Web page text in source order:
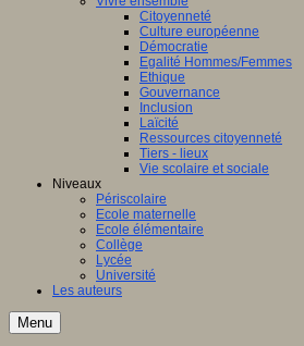
Citoyenneté
Culture européenne
Démocratie
Egalité Hommes/Femmes
Ethique
Gouvernance
Inclusion
Laïcité
Ressources citoyenneté
Tiers - lieux
Vie scolaire et sociale
Niveaux
Périscolaire
Ecole maternelle
Ecole élémentaire
Collège
Lycée
Université
Les auteurs
Menu